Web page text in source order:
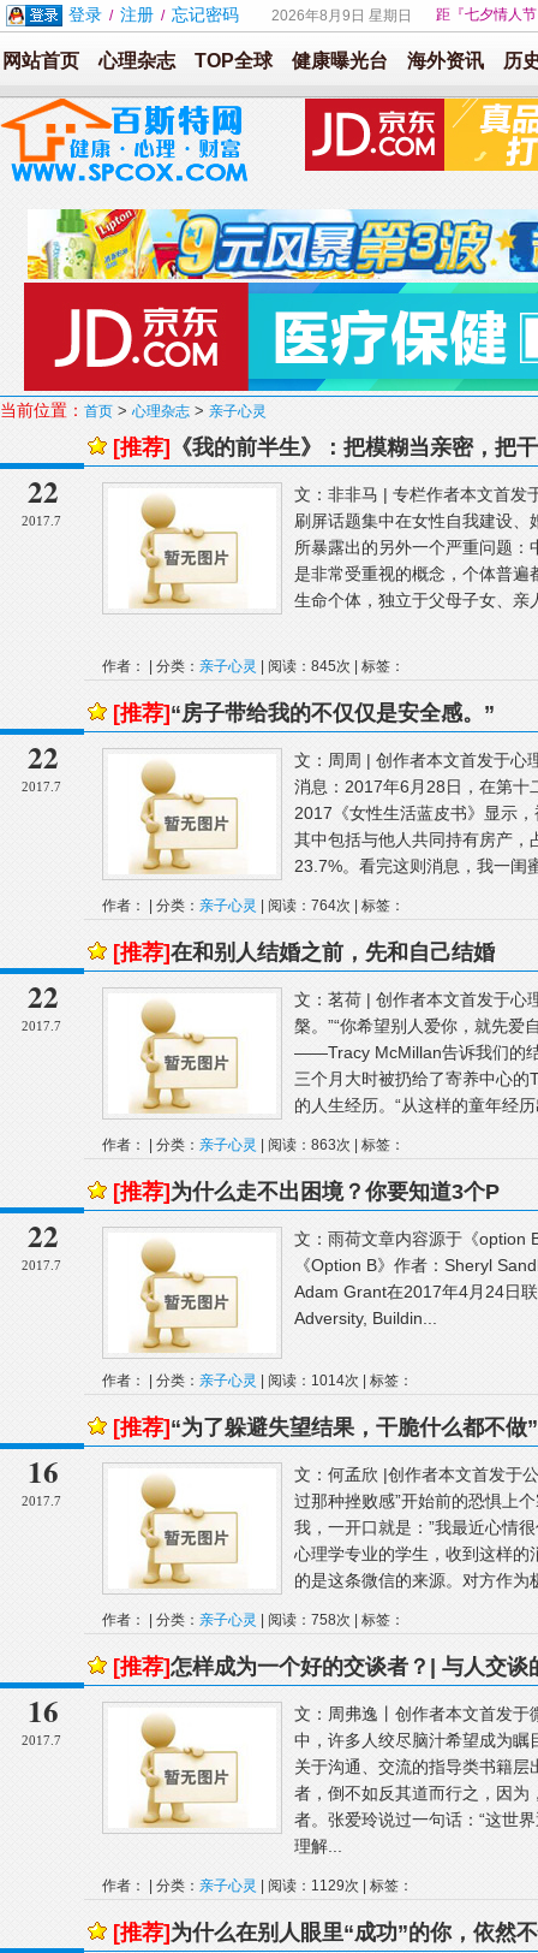
登录 / 注册 / 忘记密码 2026年8月9日 星期日 距『七夕情人
网站首页 心理杂志 TOP全球 健康曝光台 海外资讯 历
当前位置： 首页 > 心理杂志 > 亲子心灵
22
2017.7
[推荐] 《我的前半生》：把模糊当亲密，把
文：非非马 | 专栏作者本文首发
刷屏话题集中在女性自我建设
所暴露出的另外一个严重问题
是非常受重视的概念，个体普
生命个体，独立于父母子女、
作者： | 分类： 亲子心灵 | 阅读：845次 | 标签：
22
2017.7
[推荐] “房子带给我的不仅仅是安全感。”
文：周周 | 创作者本文首发于心
消息：2017年6月28日，在第十
2017《女性生活蓝皮书》显示
其中包括与他人共同持有房产
23.7%。看完这则消息，我一闺
作者： | 分类： 亲子心灵 | 阅读：764次 | 标签：
22
2017.7
[推荐]在和别人结婚之前，先和自己结婚
文：茗荷 | 创作者本文首发于心
槃。”“你希望别人爱你，就先爱
——Tracy McMillan告诉我们的
三个月大时被扔给了寄养中心
的人生经历。“从这样的童年经
作者： | 分类： 亲子心灵 | 阅读：863次 | 标签：
22
2017.7
[推荐] 为什么走不出困境？你要知道3个P
文：雨荷文章内容源于《option
《Option B》作者：Sheryl
Adam Grant在2017年4月24日
Adversity, Buildin...
作者： | 分类： 亲子心灵 | 阅读：1014次 | 标签：
16
2017.7
[推荐] “为了躲避失望结果，干脆什么都不做”
文：何孟欣 |创作者本文首发于
过那种挫败感”开始前的恐惧上
我，一开口就是：”我最近心情
心理学专业的学生，收到这样
的是这条微信的来源。对方作为
作者： | 分类： 亲子心灵 | 阅读：758次 | 标签：
16
2017.7
[推荐]怎样成为一个好的交谈者？| 与人交谈
文：周弗逸丨创作者本文首发
中，许多人绞尽脑汁希望成为
关于沟通、交流的指导类书籍
者，倒不如反其道而行之，因
者。张爱玲说过一句话：“这世
理解...
作者： | 分类： 亲子心灵 | 阅读：1129次 | 标签：
[推荐] 为什么在别人眼里“成功”的你，依然